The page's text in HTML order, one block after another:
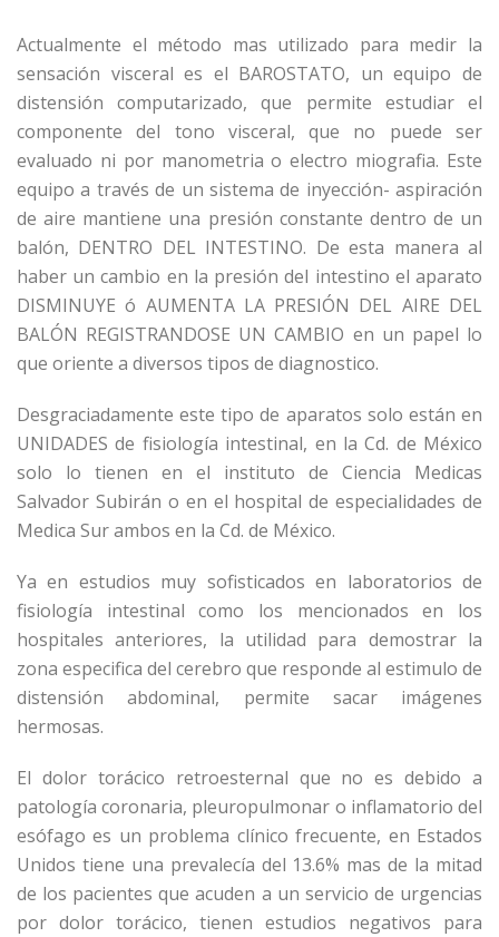
Actualmente el método mas utilizado para medir la
sensación visceral es el BAROSTATO, un equipo de
distensión computarizado, que permite estudiar el
componente del tono visceral, que no puede ser
evaluado ni por manometria o electro miografia. Este
equipo a través de un sistema de inyección- aspiración
de aire mantiene una presión constante dentro de un
balón, DENTRO DEL INTESTINO. De esta manera al
haber un cambio en la presión del intestino el aparato
DISMINUYE ó AUMENTA LA PRESIÓN DEL AIRE DEL
BALÓN REGISTRANDOSE UN CAMBIO en un papel lo
que oriente a diversos tipos de diagnostico.
Desgraciadamente este tipo de aparatos solo están en
UNIDADES de fisiología intestinal, en la Cd. de México
solo lo tienen en el instituto de Ciencia Medicas
Salvador Subirán o en el hospital de especialidades de
Medica Sur ambos en la Cd. de México.
Ya en estudios muy sofisticados en laboratorios de
fisiología intestinal como los mencionados en los
hospitales anteriores, la utilidad para demostrar la
zona especifica del cerebro que responde al estimulo de
distensión abdominal, permite sacar imágenes
hermosas.
El dolor torácico retroesternal que no es debido a
patología coronaria, pleuropulmonar o inflamatorio del
esófago es un problema clínico frecuente, en Estados
Unidos tiene una prevalecía del 13.6% mas de la mitad
de los pacientes que acuden a un servicio de urgencias
por dolor torácico, tienen estudios negativos para